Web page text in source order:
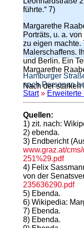
Hamburger
nach Personen
Start» Erweiterte
führte.“ 7)
Margarethe
Porträts, u. a.
zu eigen
Malerschaffens.
und Berlin. Ein
Margarethe
Nach der
Quellen:
1) zit. nach:
2) ebenda.
3) Endbericht
www.graz.at/
251%29.pdf
4) Felix
von der
235636290.pdf
5) Ebenda.
6) Wikipedia:
7) Ebenda.
8) Ebenda.